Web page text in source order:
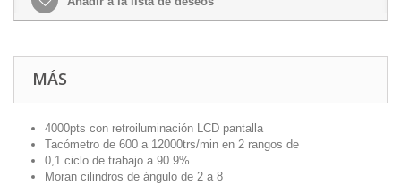
MÁS
4000pts con retroiluminación LCD pantalla
Tacómetro de 600 a 12000trs/min en 2 rangos de
0,1 ciclo de trabajo a 90.9%
Moran cilindros de ángulo de 2 a 8